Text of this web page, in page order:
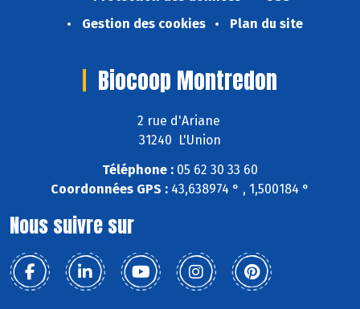
Gestion des cookies
Plan du site
Biocoop Montredon
2 rue d'Ariane
31240 L'Union
Téléphone : 05 62 30 33 60
Coordonnées GPS : 43,638974 ° , 1,500184 °
Nous suivre sur